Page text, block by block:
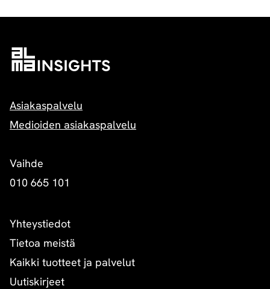
Asiakaspalvelu
Medioiden asiakaspalvelu
Vaihde
010 665 101
Yhteystiedot
Tietoa meistä
Kaikki tuotteet ja palvelut
Uutiskirjeet